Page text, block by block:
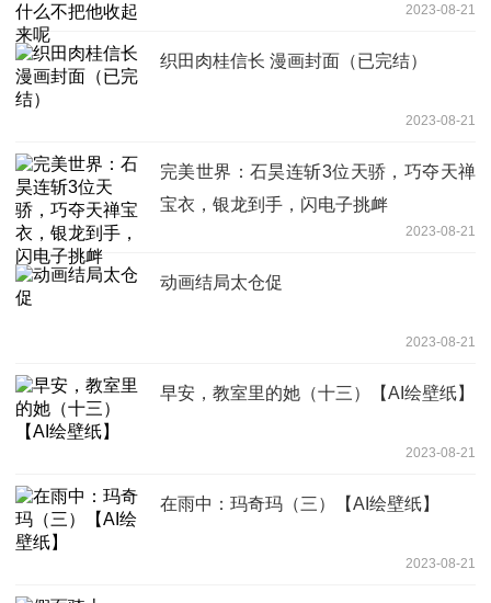
2023-08-21
织田肉桂信长 漫画封面（已完结）
2023-08-21
完美世界：石昊连斩3位天骄，巧夺天禅
宝衣，银龙到手，闪电子挑衅
2023-08-21
动画结局太仓促
2023-08-21
早安，教室里的她（十三）【AI绘壁纸】
2023-08-21
在雨中：玛奇玛（三）【AI绘壁纸】
2023-08-21